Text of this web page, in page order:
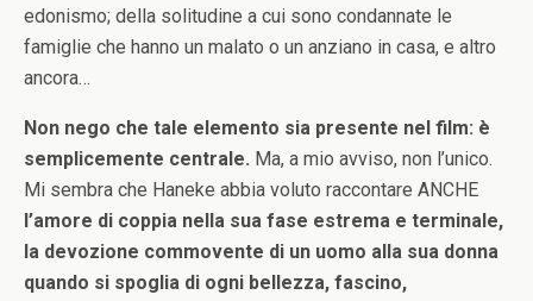
edonismo; della solitudine a cui sono condannate le
famiglie che hanno un malato o un anziano in casa, e altro
ancora…
Non nego che tale elemento sia presente nel film: è
semplicemente centrale. Ma, a mio avviso, non l’unico.
Mi sembra che Haneke abbia voluto raccontare ANCHE
l’amore di coppia nella sua fase estrema e terminale,
la devozione commovente di un uomo alla sua donna
quando si spoglia di ogni bellezza, fascino,